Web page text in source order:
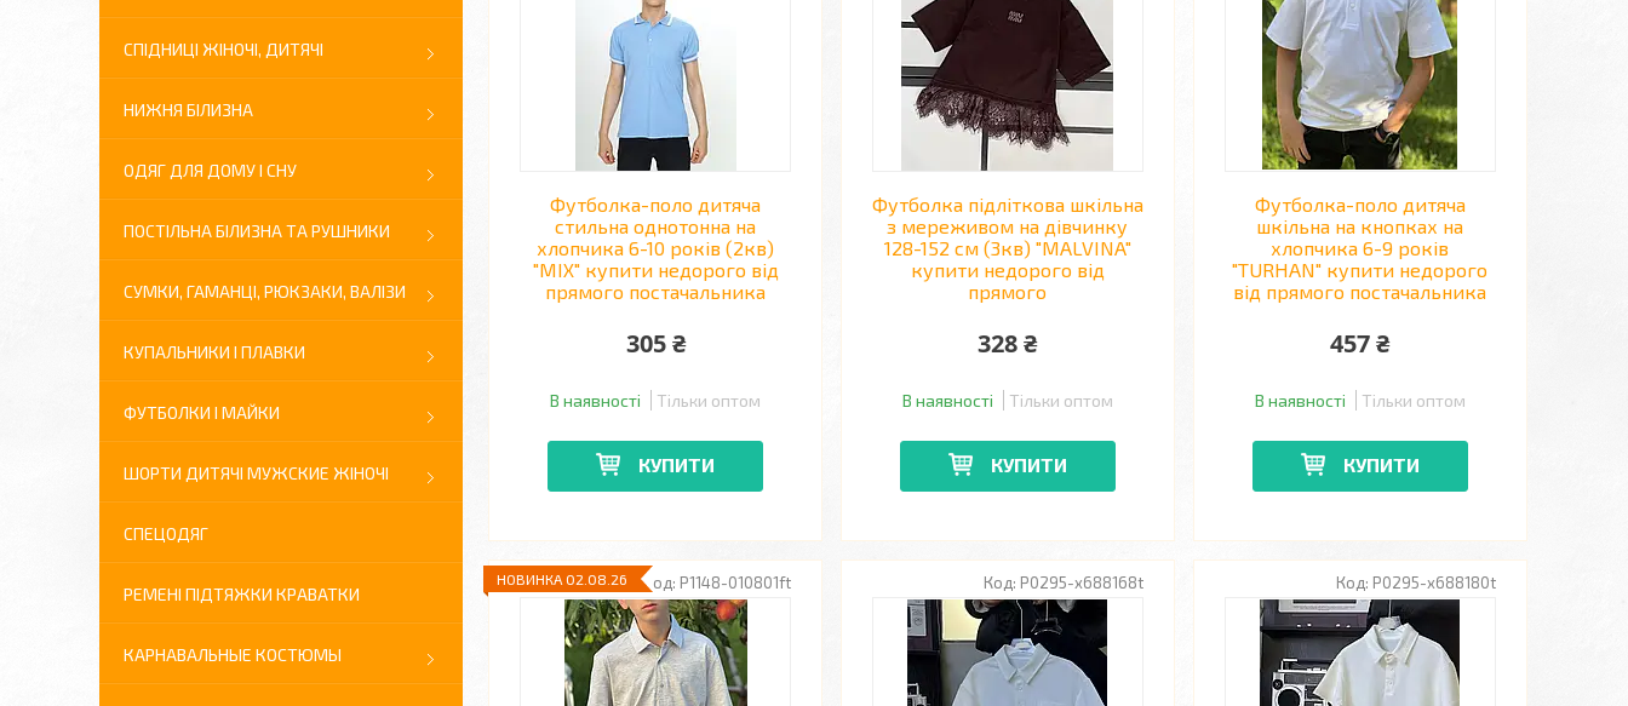
Футболка-поло дитяча
стильна однотонна на
хлопчика 6-10 років (2кв)
"MIX" купити недорого від
прямого постачальника
305 ₴
В наявності Тільки оптом
КУПИТИ
Футболка підліткова шкільна
з мереживом на дівчинку
128-152 см (3кв) "MALVINA"
купити недорого від
прямого
328 ₴
В наявності Тільки оптом
КУПИТИ
Футболка-поло дитяча
шкільна на кнопках на
хлопчика 6-9 років
"TURHAN" купити недорого
від прямого постачальника
457 ₴
В наявності Тільки оптом
КУПИТИ
P1148-010801ft
НОВИНКА 02.08.26 P0295-x688168t P0295-x688180t
СПІДНИЦІ ЖІНОЧІ, ДИТЯЧІ
НИЖНЯ БІЛИЗНА
ОДЯГ ДЛЯ ДОМУ І СНУ
ПОСТІЛЬНА БІЛИЗНА ТА РУШНИКИ
СУМКИ, ГАМАНЦІ, РЮКЗАКИ, ВАЛІЗИ
КУПАЛЬНИКИ І ПЛАВКИ
ФУТБОЛКИ І МАЙКИ
ШОРТИ ДИТЯЧІ МУЖСКИЕ ЖІНОЧІ
СПЕЦОДЯГ
РЕМЕНІ ПІДТЯЖКИ КРАВАТКИ
КАРНАВАЛЬНЫЕ КОСТЮМЫ